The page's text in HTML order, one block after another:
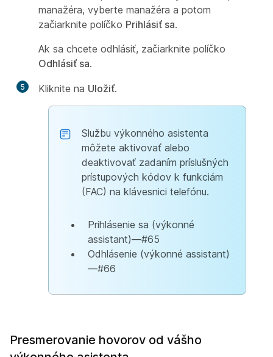
manažéra, vyberte manažéra a potom
začiarknite políčko Prihlásiť sa.
Ak sa chcete odhlásiť, začiarknite políčko
Odhlásiť sa.
5 Kliknite na Uložiť.
Službu výkonného asistenta
môžete aktivovať alebo
deaktivovať zadaním príslušných
prístupových kódov k funkciám
(FAC) na klávesnici telefónu.
Prihlásenie sa (výkonné
assistant)—#65
Odhlásenie (výkonné assistant)
—#66
Presmerovanie hovorov od vášho